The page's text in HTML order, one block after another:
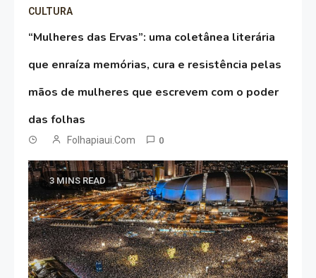
CULTURA
“Mulheres das Ervas”: uma coletânea literária
que enraíza memórias, cura e resistência pelas
mãos de mulheres que escrevem com o poder
das folhas
Folhapiaui.com 0
3 MINS READ